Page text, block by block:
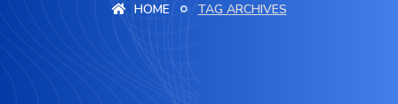
HOME TAG ARCHIVES